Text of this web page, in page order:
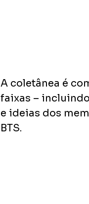
A coletânea é
faixas –
e ideias dos
BTS.